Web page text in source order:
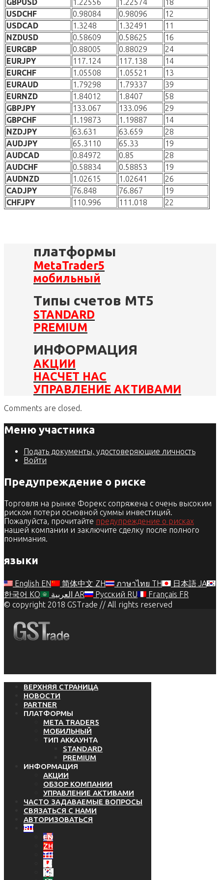
GBPUSD 1.22556 1.22574
18
USDCHF
0.98084 0.98096
12
USDCAD
1.3248 1.32491
11
NZDUSD
0.58609 0.58625
16
EURGBP
0.88005 0.88029
24
EURJPY
117.124 117.138
14
EURCHF
1.05508 1.05521
13
EURAUD
1.79298 1.79337
39
EURNZD
1.84012 1.8407
58
GBPJPY
133.067 133.096
29
GBPCHF
1.19873 1.19887
14
NZDJPY
63.631 63.659
28
AUDJPY
65.3110 65.33
19
AUDCAD
0.84972 0.85
28
AUDCHF
0.58834 0.58853
19
AUDNZD
1.02615 1.02641
26
CADJPY
76.848 76.867
19
CHFJPY
110.996 111.018 22
платформы
MetaTrader5
мобильный
Типы счетов MT5
STANDARD
PREMIUM
ИНФОРМАЦИЯ
АКЦИИ
НАСЧЕТ НАС
УПРАВЛЕНИЕ АКТИВАМИ
Comments are closed.
Меню участника
Подать документы, удостоверяющие личность
Войти
Предупреждение о риске
Торговля на рынке Форекс сопряжена с очень высоким
риском потери основной суммы инвестиций.
Пожалуйста, прочитайте предупреждение о рисках
нашей компании и заключите сделку после полного
понимания.
языки
English EN 简体中文 ZH ภาษาไทย TH 日本語 JA
한국어 KO العربية AR Русский RU Français FR
© copyright 2018 GSTrade // All rights reserved
ВЕРХНЯЯ СТРАНИЦА
НОВОСТИ
PARTNER
ПЛАТФОРМЫ
META TRADER5
МОБИЛЬНЫЙ
ТИП АККАУНТА
STANDARD
PREMIUM
ИНФОРМАЦИЯ
АКЦИИ
ОБЗОР КОМПАНИИ
УПРАВЛЕНИЕ АКТИВАМИ
ЧАСТО ЗАДАВАЕМЫЕ ВОПРОСЫ
СВЯЗАТЬСЯ С НАМИ
АВТОРИЗОВАТЬСЯ
RU
EN
ZH
TH
JA
KO